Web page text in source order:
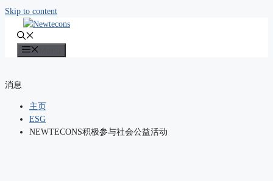
Skip to content
消息
主页
ESG
NEWTECONS积极参与社会公益活动